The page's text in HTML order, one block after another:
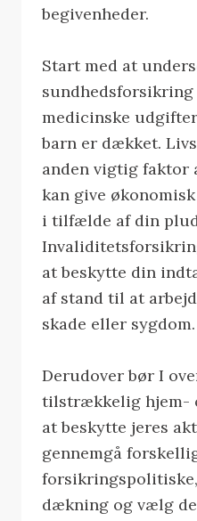
begivenheder.
Start med at
medicinske
barn er dækket.
anden vigtig faktor
kan give
i tilfælde af din
at beskytte din
af stand til at
skade eller sygdom.
Derudover bør I
tilstrækkelig hjem-
at beskytte jeres
gennemgå
dækning og vælg